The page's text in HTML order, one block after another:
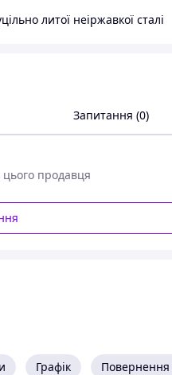
литої неіржавкої сталі
Запитання (0)
цього продавця
Графік Повернення